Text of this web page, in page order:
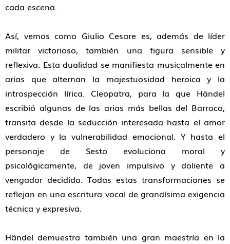
cada escena.
Así, vemos como Giulio Cesare es, además de líder
militar victorioso, también una figura sensible y
reflexiva. Esta dualidad se manifiesta musicalmente en
arias que alternan la majestuosidad heroica y la
introspección lírica. Cleopatra, para la que Händel
escribió algunas de las arias más bellas del Barroco,
transita desde la seducción interesada hasta el amor
verdadero y la vulnerabilidad emocional. Y hasta el
personaje de Sesto evoluciona moral y
psicológicamente, de joven impulsivo y doliente a
vengador decidido. Todas estas transformaciones se
reflejan en una escritura vocal de grandísima exigencia
técnica y expresiva.
Händel demuestra también una gran maestría en la